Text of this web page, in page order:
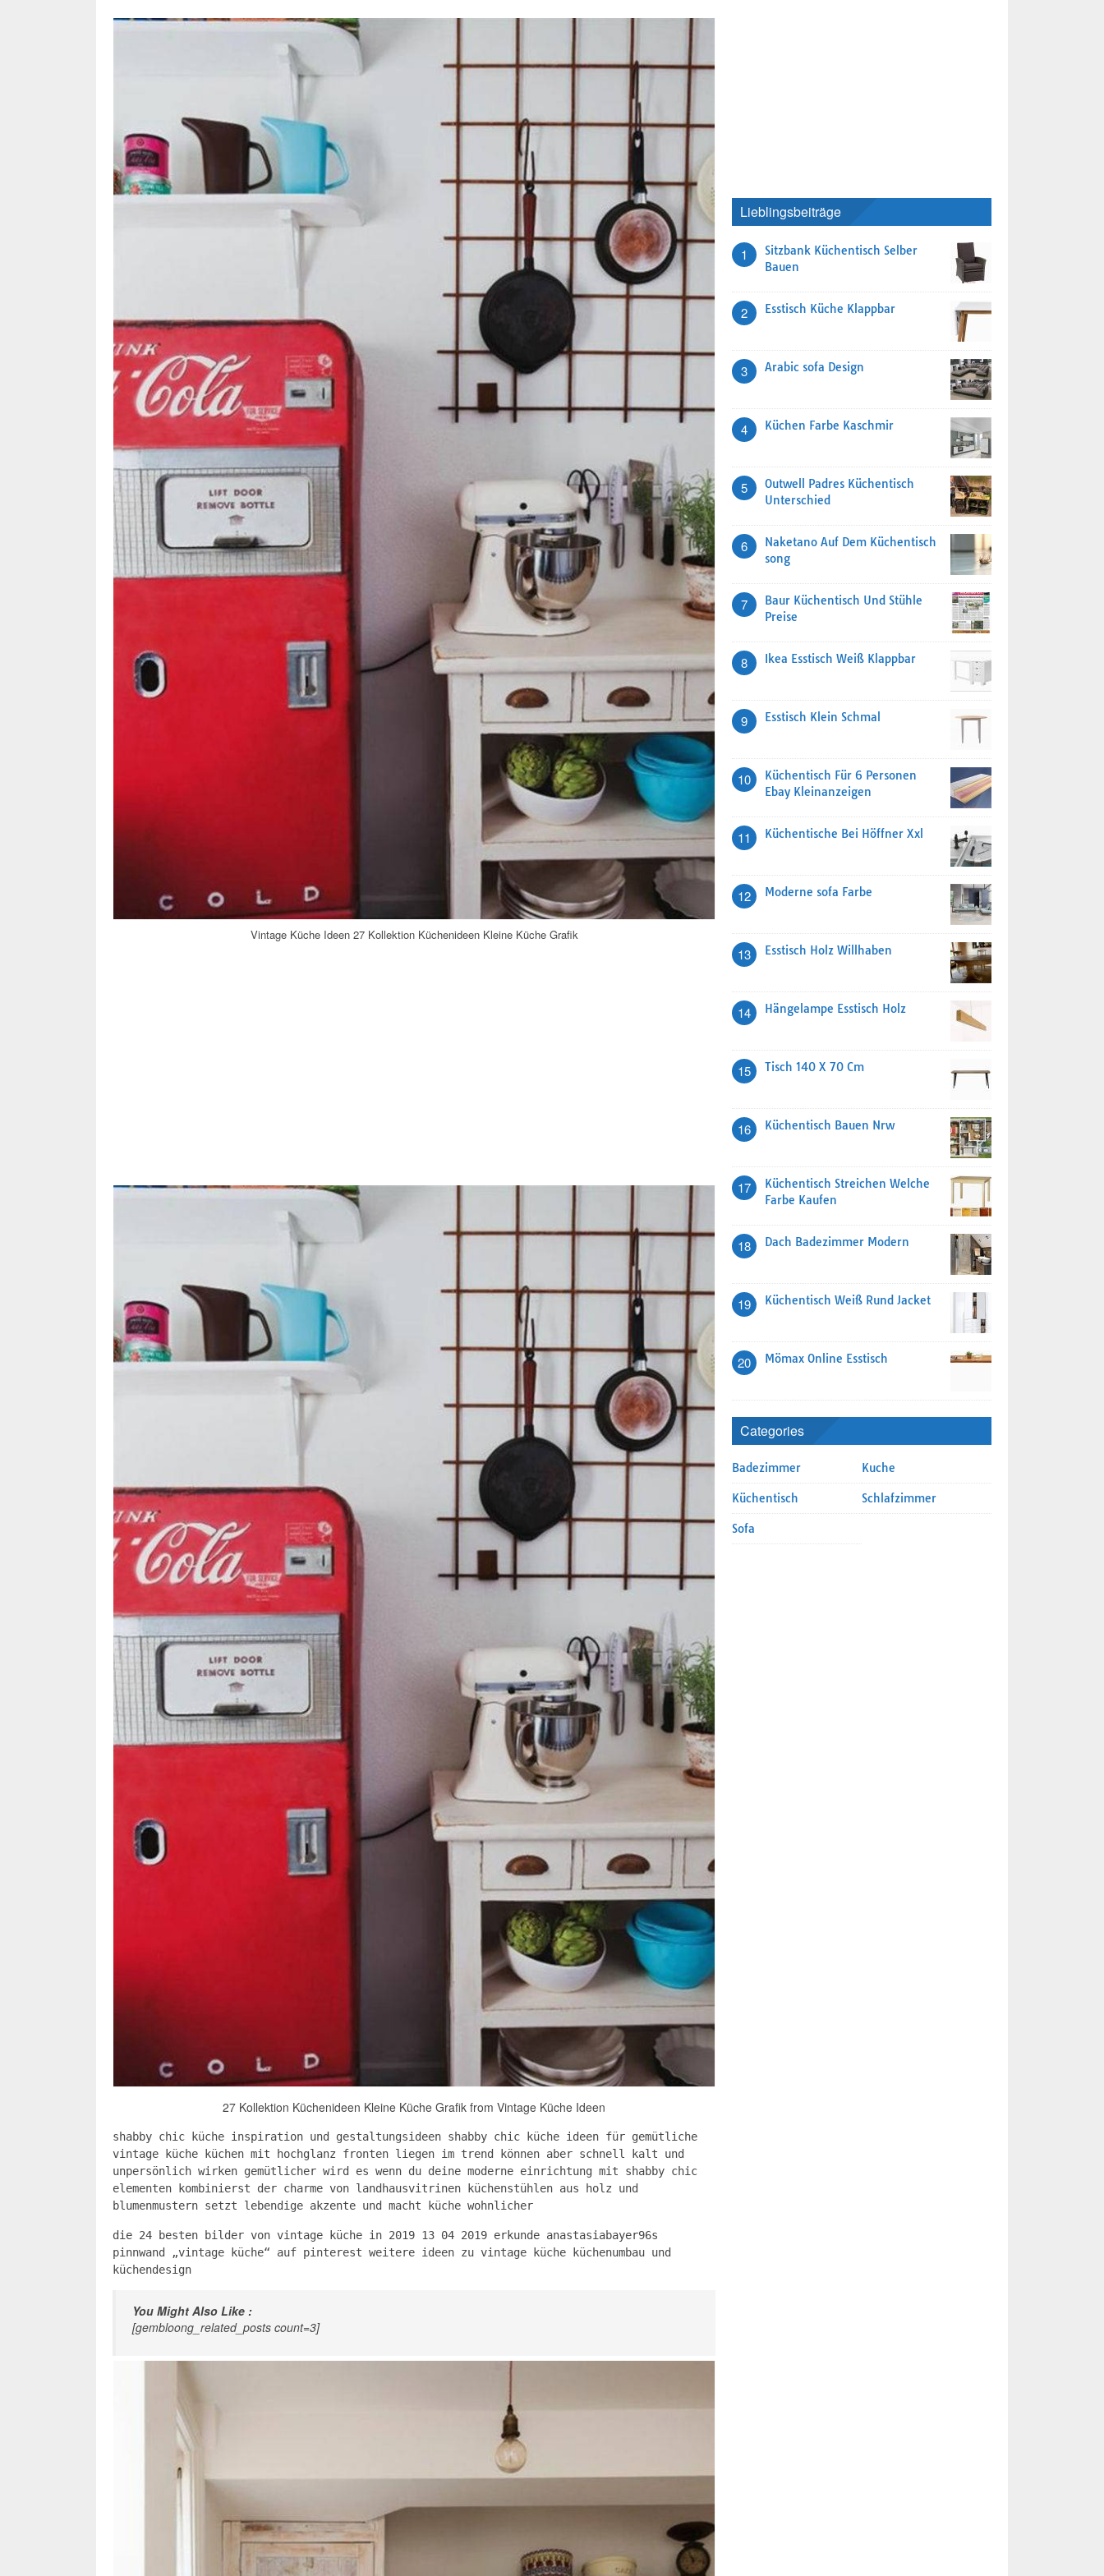
Vintage Küche Ideen 27 Kollektion Küchenideen Kleine Küche Grafik
27 Kollektion Küchenideen Kleine Küche Grafik from Vintage Küche Ideen
shabby chic küche inspiration und gestaltungsideen shabby chic küche ideen für gemütliche
vintage küche küchen mit hochglanz fronten liegen im trend können aber schnell kalt und
unpersönlich wirken gemütlicher wird es wenn du deine moderne einrichtung mit shabby chic
elementen kombinierst der charme von landhausvitrinen küchenstühlen aus holz und
blumenmustern setzt lebendige akzente und macht küche wohnlicher
die 24 besten bilder von vintage küche in 2019 13 04 2019 erkunde anastasiabayer96s
pinnwand „vintage küche“ auf pinterest weitere ideen zu vintage küche küchenumbau und
küchendesign
You Might Also Like :
[gembloong_related_posts count=3]
Lieblingsbeiträge
1
Sitzbank Küchentisch Selber
Bauen
2 Esstisch Küche Klappbar
3 Arabic sofa Design
4 Küchen Farbe Kaschmir
5
Outwell Padres Küchentisch
Unterschied
6
Naketano Auf Dem Küchentisch
song
7
Baur Küchentisch Und Stühle
Preise
8 Ikea Esstisch Weiß Klappbar
9 Esstisch Klein Schmal
10
Küchentisch Für 6 Personen
Ebay Kleinanzeigen
11 Küchentische Bei Höffner Xxl
12 Moderne sofa Farbe
13 Esstisch Holz Willhaben
14 Hängelampe Esstisch Holz
15 Tisch 140 X 70 Cm
16 Küchentisch Bauen Nrw
17
Küchentisch Streichen Welche
Farbe Kaufen
18 Dach Badezimmer Modern
19 Küchentisch Weiß Rund Jacket
20 Mömax Online Esstisch
Categories
Badezimmer Kuche
Küchentisch Schlafzimmer
Sofa